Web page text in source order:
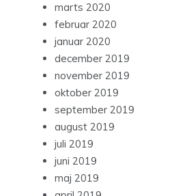
marts 2020
februar 2020
januar 2020
december 2019
november 2019
oktober 2019
september 2019
august 2019
juli 2019
juni 2019
maj 2019